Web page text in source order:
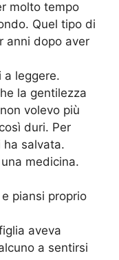
molto tempo
Quel tipo di
anni dopo aver
a leggere.
la gentilezza
volevo più
duri. Per
ha salvata.
medicina.
piansi proprio
aveva
a sentirsi